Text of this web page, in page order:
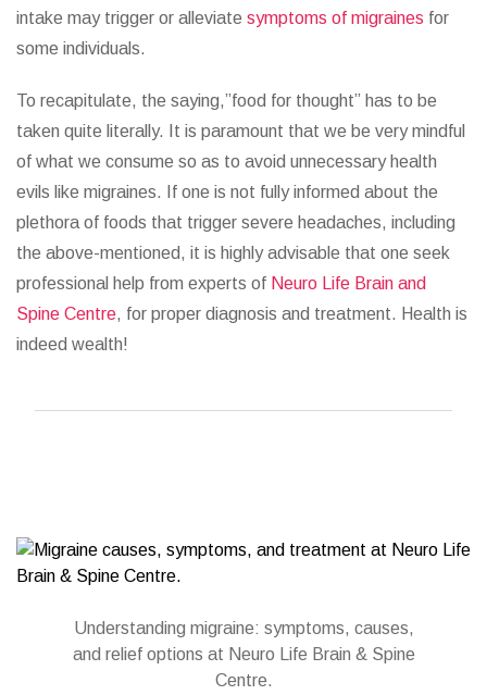
intake may trigger or alleviate symptoms of migraines for
some individuals.
To recapitulate, the saying,”food for thought” has to be
taken quite literally. It is paramount that we be very mindful
of what we consume so as to avoid unnecessary health
evils like migraines. If one is not fully informed about the
plethora of foods that trigger severe headaches, including
the above-mentioned, it is highly advisable that one seek
professional help from experts of Neuro Life Brain and
Spine Centre, for proper diagnosis and treatment. Health is
indeed wealth!
Understanding migraine: symptoms, causes,
and relief options at Neuro Life Brain & Spine
Centre.